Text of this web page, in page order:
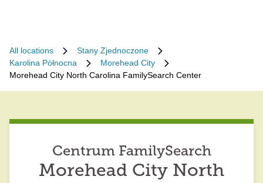
All locations
Stany Zjednoczone
Karolina Północna
Morehead City
Morehead City North Carolina FamilySearch Center
Centrum FamilySearch
Morehead City North